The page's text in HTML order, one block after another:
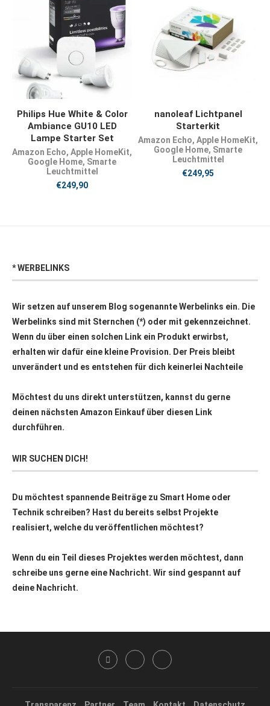
JETZT KAUFEN
Philips Hue White & Color
Ambiance GU10 LED
Lampe Starter Set
Amazon Echo, Apple HomeKit,
Google Home, Smarte
Leuchtmittel
€249,90
JETZT KAUFEN
nanoleaf Lichtpanel
Starterkit
Amazon Echo, Apple HomeKit,
Google Home, Smarte
Leuchtmittel
€249,95
* WERBELINKS
Wir setzen auf unserem Blog sogenannte Werbelinks ein. Die
Werbelinks sind mit Sternchen (*) oder mit gekennzeichnet.
Wenn du über einen solchen Link ein Produkt erwirbst,
erhalten wir dafür eine kleine Provision. Der Preis bleibt
unverändert und es entstehen für dich keinerlei Nachteile
Möchtest du uns direkt unterstützen, kannst du gerne
deinen nächsten Amazon Einkauf über diesen Link
durchführen.
WIR SUCHEN DICH!
Du möchtest spannende Beiträge zu Smart Home oder
Technik schreiben? Hast du bereits selbst Projekte
realisiert, welche du veröffentlichen möchtest?
Wenn du ein Teil dieses Projektes werden möchtest, dann
schreibe uns gerne eine Nachricht. Wir sind gespannt auf
deine Nachricht.